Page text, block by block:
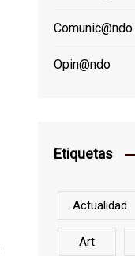
Comunic@ndo
Opin@ndo
Etiquetas
Actualidad
Art